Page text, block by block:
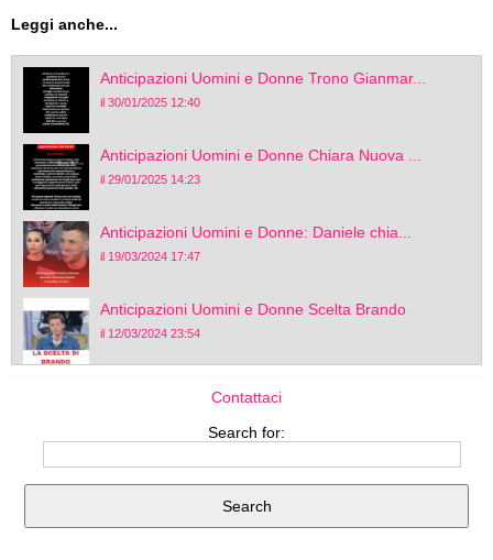
Leggi anche...
Anticipazioni Uomini e Donne Trono Gianmar...
il 30/01/2025 12:40
Anticipazioni Uomini e Donne Chiara Nuova ...
il 29/01/2025 14:23
Anticipazioni Uomini e Donne: Daniele chia...
il 19/03/2024 17:47
Anticipazioni Uomini e Donne Scelta Brando
il 12/03/2024 23:54
Contattaci
Search for: